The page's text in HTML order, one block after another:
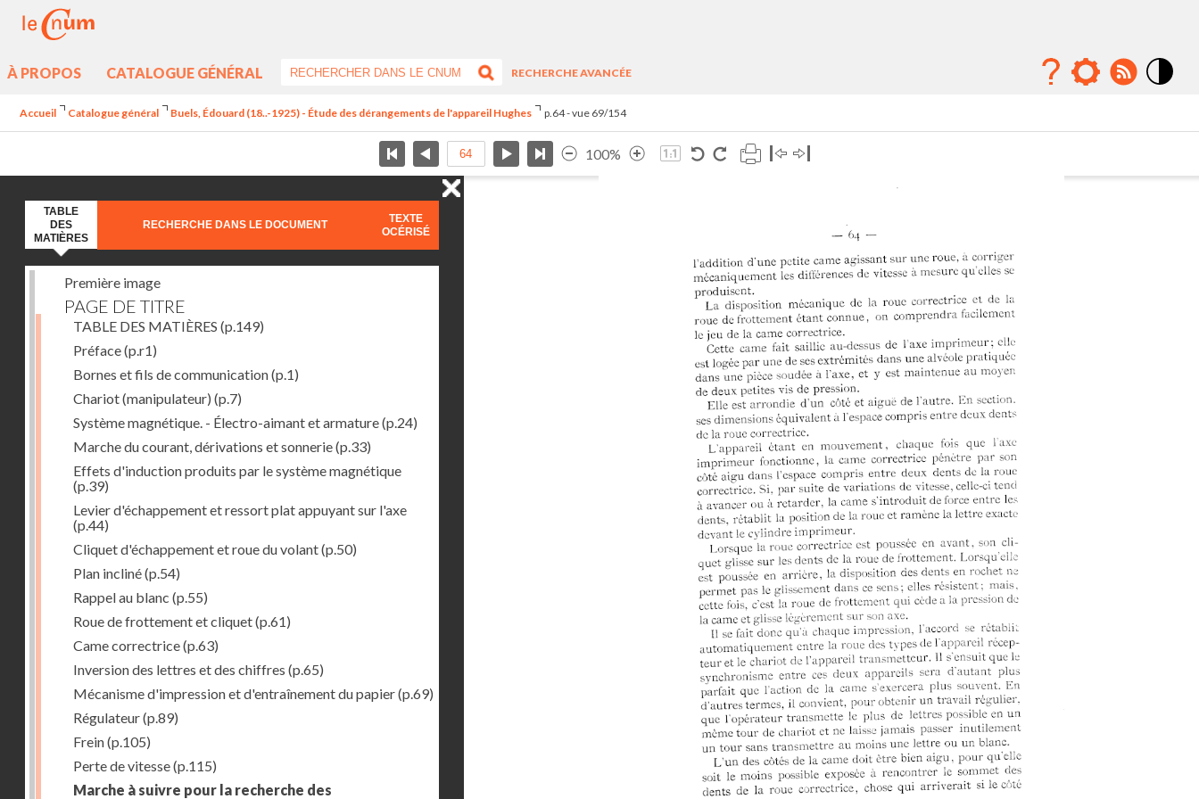
À PROPOS CATALOGUE GÉNÉRAL
RECHERCHE AVANCÉE
Accueil Catalogue général Buels, Édouard (18..-1925) - Étude des dérangements de l'appareil Hughes p.64 - vue 69/154
100%
TABLE
DES
MATIÈRES
RECHERCHE DANS LE DOCUMENT
TEXTE
OCÉRISÉ
Première image
PAGE DE TITRE
TABLE DES MATIÈRES (p.149)
Préface(p.r1)
Bornes et fils de communication(p.1)
Chariot (manipulateur) (p.7)
Système magnétique. - Électro-aimant et armature(p.24)
Marche du courant, dérivations et sonnerie(p.33)
Effets d'induction produits par le système magnétique
(p.39)
Levier d'échappement et ressort plat appuyant sur l'axe
(p.44)
Cliquet d'échappement et roue du volant(p.50)
Plan incliné(p.54)
Rappel au blanc (p.55)
Roue de frottement et cliquet(p.61)
Came correctrice(p.63)
Inversion des lettres et des chiffres (p.65)
Mécanisme d'impression et d'entraînement du papier(p.69)
Régulateur(p.89)
Frein(p.105)
Perte de vitesse(p.115)
Marche à suivre pour la recherche des